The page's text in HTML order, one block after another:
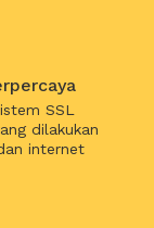
SSL
dilakukan
internet